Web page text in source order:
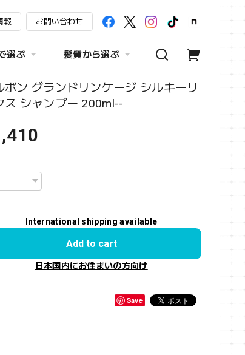
報 お問い合わせ
選ぶ 髪質から選ぶ
ボン グランドリンケージ シルキーリ
ス シャンプー 200ml--
International shipping available
Add to cart
日本国内にお住まいの方向け
Save